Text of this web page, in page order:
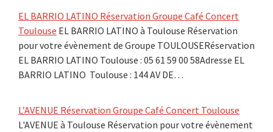
EL BARRIO LATINO Réservation Groupe Café Concert
Toulouse EL BARRIO LATINO à Toulouse Réservation
pour votre évènement de Groupe TOULOUSERéservation
EL BARRIO LATINO Toulouse : 05 61 59 00 58Adresse EL
BARRIO LATINO Toulouse : 144 AV DE…
L’AVENUE Réservation Groupe Café Concert Toulouse
L'AVENUE à Toulouse Réservation pour votre évènement